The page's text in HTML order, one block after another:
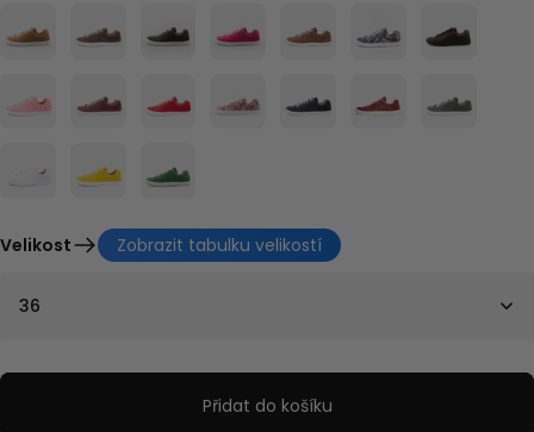
Velikost Zobrazit tabulku velikostí
36
Přidat do košíku